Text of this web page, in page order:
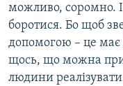
можливо, соромно.
боротися. Бо щоб
допомогою – це
щось, що можна
людини